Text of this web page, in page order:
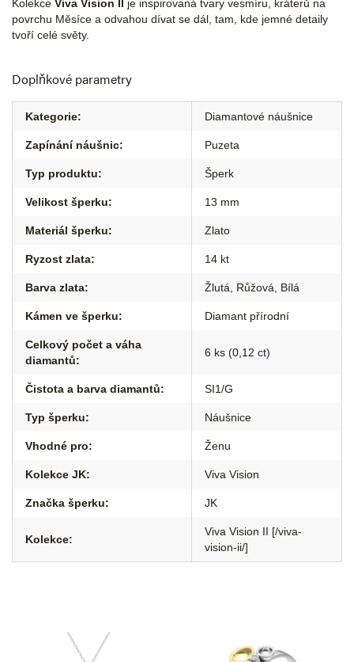
Kolekce Viva Vision II
je inspirovaná tvary vesmíru, kráterů na
povrchu Měsíce a odvahou dívat se dál, tam, kde jemné detaily
tvoří celé světy.
Doplňkové parametry
Kategorie: Diamantové náušnice
Zapínání náušnic: Puzeta
Typ produktu: Šperk
Velikost šperku: 13 mm
Materiál šperku: Zlato
Ryzost zlata: 14 kt
Barva zlata: Žlutá Růžová Bílá
Kámen ve šperku: Diamant přírodní
Celkový počet a váha
diamantů:
6 ks (0,12 ct)
Čistota a barva diamantů: SI1/G
Typ šperku: Náušnice
Vhodné pro: Ženu
Kolekce JK: Viva Vision
Značka šperku: JK
Kolekce:
Viva Vision II [/viva-
vision-ii/]